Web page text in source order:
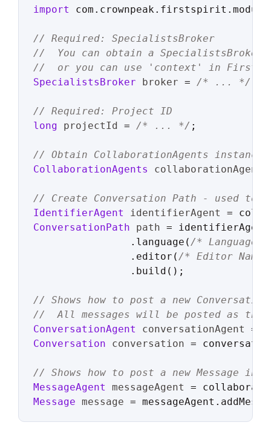
import
// Required: SpecialistsBroker
//  You can obtain a SpecialistsBroker
//  or you can use 'context' in
SpecialistsBroker
broker = /* ... */
// Required: Project ID
long
projectId = /* ... */ ;
// Obtain CollaborationAgents
CollaborationAgents
collaborationAgents
// Create Conversation Path - used to
IdentifierAgent
identifierAgent
=
ConversationPath
path =
		.language(
/* Language
		.editor(
/* Editor
// Shows how to post a new
//  All messages will be posted as the
ConversationAgent
conversationAgent
=
Conversation
conversation =
// Shows how to post a new Message in
MessageAgent
messageAgent
=
Message message =